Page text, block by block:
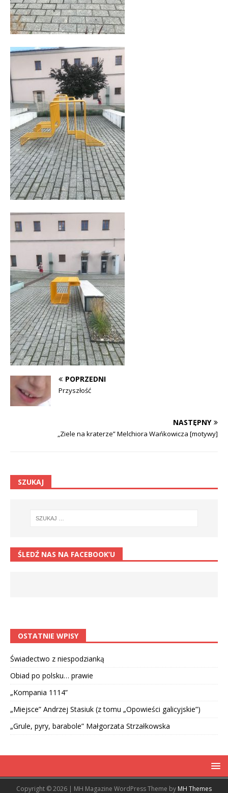
POPRZEDNI
Przyszłość
NASTĘPNY
„Ziele na kraterze” Melchiora Wańkowicza [motywy]
SZUKAJ
ŚLEDŹ NAS NA FACEBOOK’U
OSTATNIE WPISY
Świadectwo z niespodzianką
Obiad po polsku… prawie
„Kompania 1114”
„Miejsce” Andrzej Stasiuk (z tomu „Opowieści galicyjskie”)
„Grule, pyry, barabole” Małgorzata Strzałkowska
Copyright © 2026 | MH Magazine WordPress Theme by MH Themes